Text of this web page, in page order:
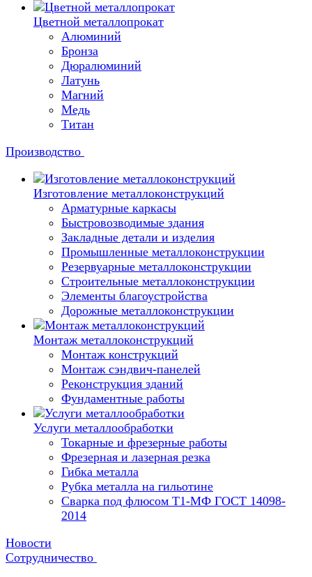
Цветной металлопрокат
Алюминий
Бронза
Дюралюминий
Латунь
Магний
Медь
Титан
Производство
Изготовление металлоконструкций
Арматурные каркасы
Быстровозводимые здания
Закладные детали и изделия
Промышленные металлоконструкции
Резервуарные металлоконструкции
Строительные металлоконструкции
Элементы благоустройства
Дорожные металлоконструкции
Монтаж металлоконструкций
Монтаж конструкций
Монтаж сэндвич-панелей
Реконструкция зданий
Фундаментные работы
Услуги металлообработки
Токарные и фрезерные работы
Фрезерная и лазерная резка
Гибка металла
Рубка металла на гильотине
Сварка под флюсом Т1-МФ ГОСТ 14098-
2014
Новости
Сотрудничество